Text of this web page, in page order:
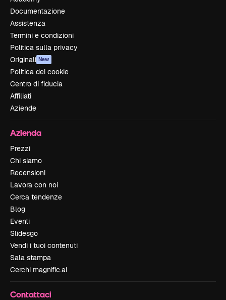
Documentazione
Assistenza
Termini e condizioni
Politica sulla privacy
Originali New
Politica dei cookie
Centro di fiducia
Affiliati
Aziende
Azienda
Prezzi
Chi siamo
Recensioni
Lavora con noi
Cerca tendenze
Blog
Eventi
Slidesgo
Vendi i tuoi contenuti
Sala stampa
Cerchi magnific.ai
Contattaci